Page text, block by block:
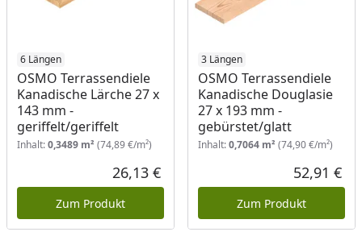
6 Längen
OSMO Terrassendiele
Kanadische Lärche 27 x
143 mm -
geriffelt/geriffelt
Inhalt:0,3489 m² (74,89 €/m²)
Aktueller Preis
26,13 €
Zum Produkt
3 Längen
OSMO Terrassendiele
Kanadische Douglasie
27 x 193 mm -
gebürstet/glatt
Inhalt:0,7064 m² (74,90 €/m²)
52,91 €
Zum Produkt